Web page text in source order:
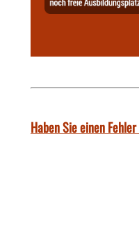
Haben Sie einen